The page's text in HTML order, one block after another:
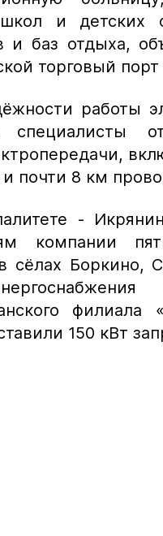
и детских
и баз отдыха,
торговый
работы
специалисты
почти 8 км
-
компании
сёлах Боркино,
филиала
150 кВт